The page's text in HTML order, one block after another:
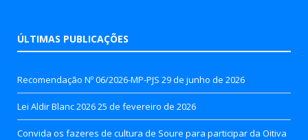
ÚLTIMAS PUBLICAÇÕES
Recomendação Nº 06/2026-MP-PJS 29 de junho de 2026
Lei Aldir Blanc 202625 de fevereiro de 2026
Convida os fazeres de cultura de Soure para participar da Oitiva